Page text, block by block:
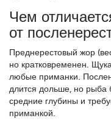
Чем
от
Преднерестовый жор
но кратковременен.
любые приманки.
длится дольше, но рыба
средние глубины и
приманкой.